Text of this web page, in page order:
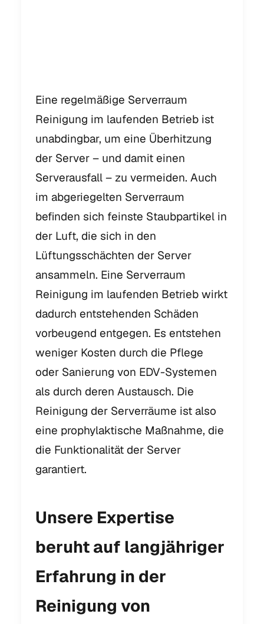
Eine regelmäßige Serverraum
Reinigung im laufenden Betrieb ist
unabdingbar, um eine Überhitzung
der Server – und damit einen
Serverausfall – zu vermeiden. Auch
im abgeriegelten Serverraum
befinden sich feinste Staubpartikel in
der Luft, die sich in den
Lüftungsschächten der Server
ansammeln. Eine Serverraum
Reinigung im laufenden Betrieb wirkt
dadurch entstehenden Schäden
vorbeugend entgegen. Es entstehen
weniger Kosten durch die Pflege
oder Sanierung von EDV-Systemen
als durch deren Austausch. Die
Reinigung der Serverräume ist also
eine prophylaktische Maßnahme, die
die Funktionalität der Server
garantiert.
Unsere Expertise
beruht auf langjähriger
Erfahrung in der
Reinigung von